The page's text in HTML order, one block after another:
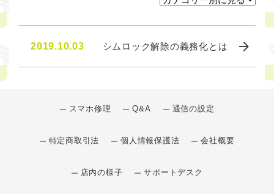
2019.10.03 シムロック解除の義務化とは
スマホ修理 Q&A 通信の設定
特定商取引法 個人情報保護法 会社概要
店内の様子 サポートデスク